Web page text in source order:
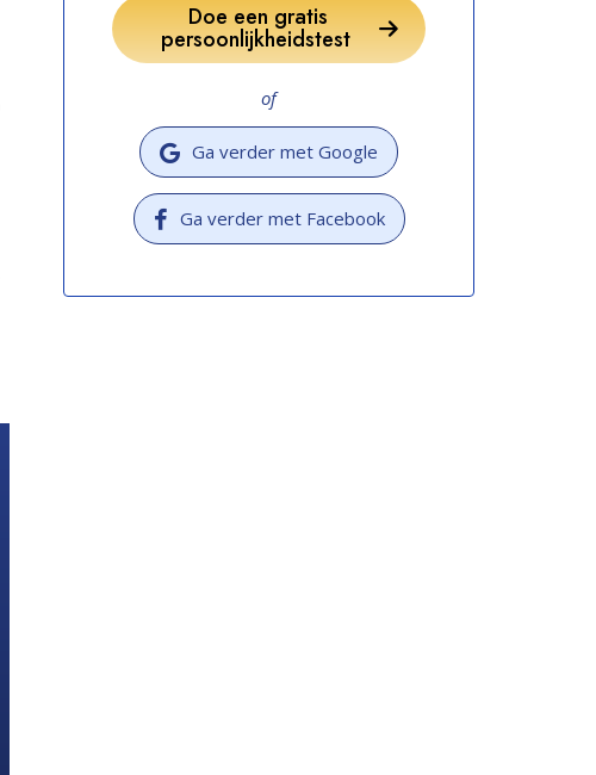
Doe een gratis
persoonlijkheidstest
of
Ga verder met Google
Ga verder met Facebook